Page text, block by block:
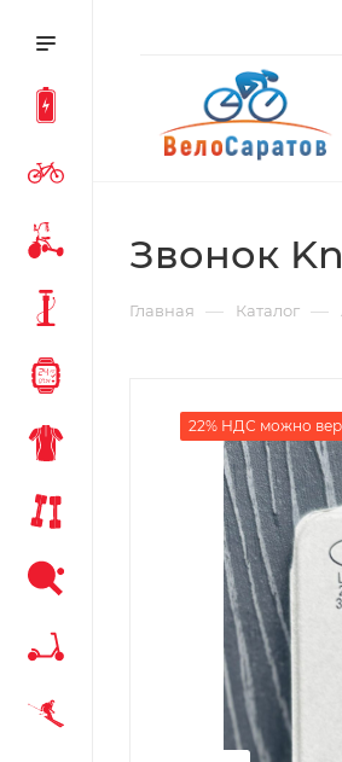
Звонок
Главная — Каталог —
22% НДС можно